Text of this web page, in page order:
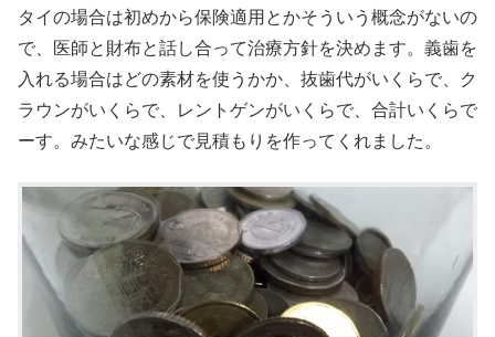
タイの場合は初めから保険適用とかそういう概念がないの
で、医師と財布と話し合って治療方針を決めます。義歯を
入れる場合はどの素材を使うかか、抜歯代がいくらで、ク
ラウンがいくらで、レントゲンがいくらで、合計いくらで
ーす。みたいな感じで見積もりを作ってくれました。